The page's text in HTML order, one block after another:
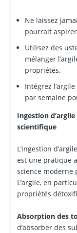
Ne laissez
pourrait
Utilisez des
mélanger
propriétés.
Intégrez
par semaine
Ingestion
scientifique
L’ingestion
est une pratique
science moderne
L’argile, en
propriétés
Absorption des
d’absorber des